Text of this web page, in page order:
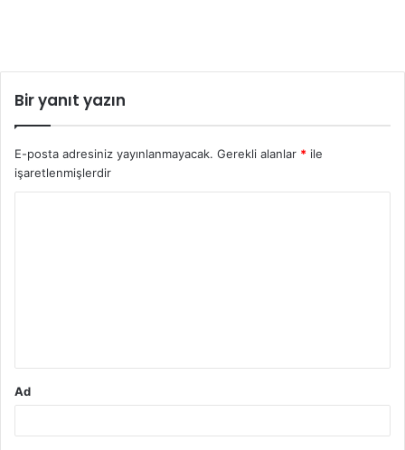
Bir yanıt yazın
E-posta adresiniz yayınlanmayacak. Gerekli alanlar * ile
işaretlenmişlerdir
Ad